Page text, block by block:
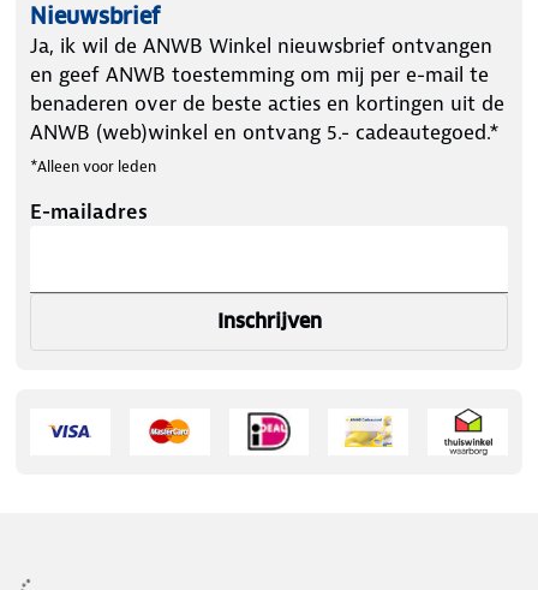
Nieuwsbrief
Ja, ik wil de ANWB Winkel nieuwsbrief ontvangen
en geef ANWB toestemming om mij per e-mail te
benaderen over de beste acties en kortingen uit de
ANWB (web)winkel en ontvang 5.- cadeautegoed.*
*Alleen voor leden
E-mailadres
Inschrijven